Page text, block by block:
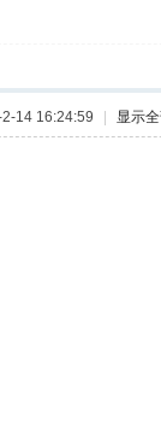
14 16:24:59 | 显示